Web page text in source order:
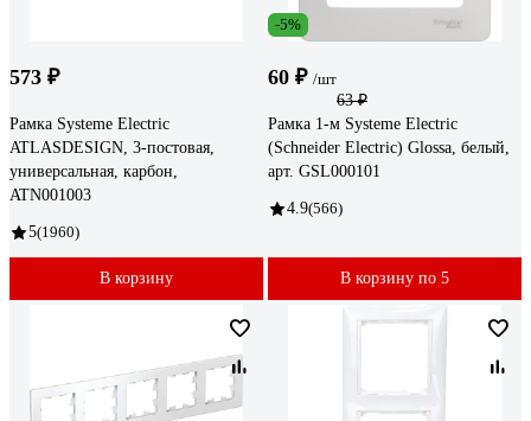
573 ₽
Рамка Systeme Electric
ATLASDESIGN, 3-постовая,
универсальная, карбон,
ATN001003
5(1960)
В корзину
-5%
60 ₽ /шт
63 ₽
Рамка 1-м Systeme Electric
(Schneider Electric) Glossa, белый,
арт. GSL000101
4.9(566)
В корзину по 5